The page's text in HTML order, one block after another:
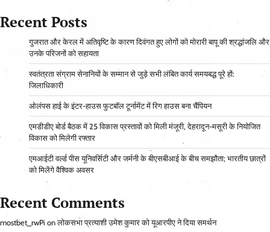
Recent Posts
गुजरात और केरल में अतिवृष्टि के कारण दिवंगत हुए लोगों को मोरारी बापू की श्रद्धांजलि और
उनके परिजनों को सहायता
स्वतंत्रता संग्राम सेनानियों के सम्मान से जुड़े सभी लंबित कार्य समयबद्ध पूरे हों:
जिलाधिकारी
ओलंपस हाई के इंटर-हाउस फुटबॉल टूर्नामेंट में रिग हाउस बना चैंपियन
एमडीडीए बोर्ड बैठक में 25 विकास प्रस्तावों को मिली मंजूरी, देहरादून-मसूरी के नियोजित
विकास को मिलेगी रफ्तार
एमआईटी वर्ल्ड पीस यूनिवर्सिटी और जर्मनी के बीएसबीआई के बीच समझौता; भारतीय छात्रों
को मिलेंगे वैश्विक अवसर
Recent Comments
mostbet_rwPi onलोकसभा प्रत्याशी उमेश कुमार को यूआरपीए ने दिया समर्थन